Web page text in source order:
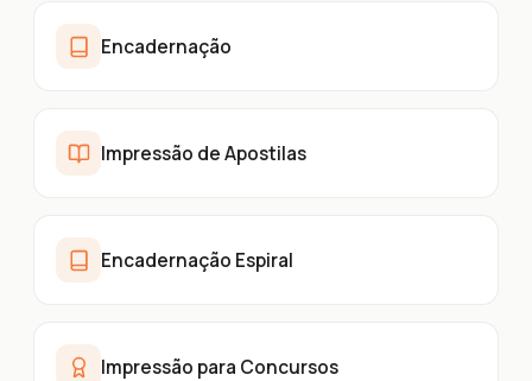
Encadernação
Impressão de Apostilas
Encadernação Espiral
Impressão para Concursos